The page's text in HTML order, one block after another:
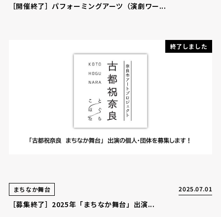
［開催終了］パフォーミングアーツ（演劇ワー...
終了しました
まちなか舞台 2025.07.01
［募集終了］2025年「まちなか舞台」出演...